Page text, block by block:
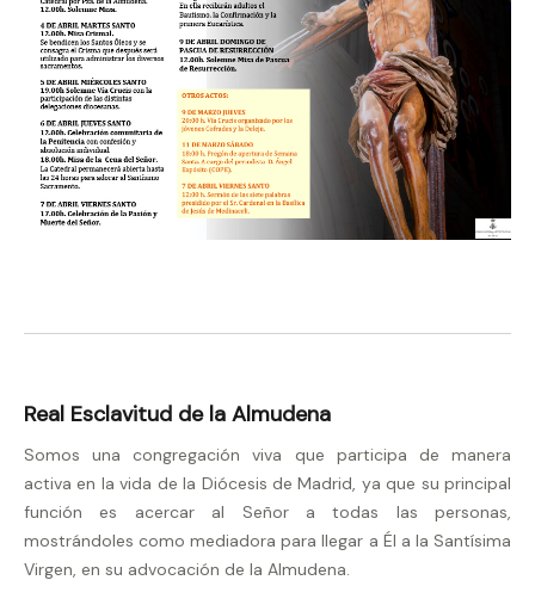
Real Esclavitud de la Almudena
Somos una congregación viva que participa de manera
activa en la vida de la Diócesis de Madrid, ya que su principal
función es acercar al Señor a todas las personas,
mostrándoles como mediadora para llegar a Él a la Santísima
Virgen, en su advocación de la Almudena.